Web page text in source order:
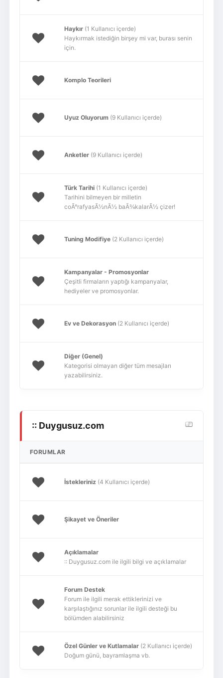
Haykır (1 Kullanıcı içerde)
Haykırmak istediğin birşey mi var, burası senin
için.
Komplo Teorileri
Uyuz Oluyorum (9 Kullanıcı içerde)
Anketler (9 Kullanıcı içerde)
Türk Tarihi (1 Kullanıcı içerde)
Tarihini bilmeyen bir milletin
coÃ°rafyasÃ½nÃ½ baÃ¾kalarÃ½ çizer!
Tuning Modifiye (2 Kullanıcı içerde)
Kampanyalar - Promosyonlar
Çeşitli firmaların yaptığı kampanyalar,
hediyeler ve promosyonlar.
Ev ve Dekorasyon (2 Kullanıcı içerde)
Diğer (Genel)
Kategorisi olmayan diğer tüm mesajları
yazabilirsiniz.
:: Duygusuz.com
FORUMLAR
İstekleriniz (4 Kullanıcı içerde)
Şikayet ve Öneriler
Açıklamalar
:: Duygusuz.com ile ilgili bilgi ve açıklamalar
Forum Destek
Forum ile ilgili merak ettiklerinizi ve
karşılaştığınız sorunlar ile ilgili desteği bu
bölümden alabilirsiniz
Özel Günler ve Kutlamalar (2 Kullanıcı içerde)
Doğum günü, bayramlaşma vb.